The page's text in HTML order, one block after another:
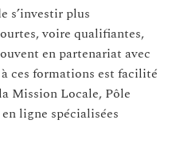
s’investir plus
voire qualifiantes,
en partenariat avec
ces formations est facilité
Mission Locale, Pôle
ligne spécialisées